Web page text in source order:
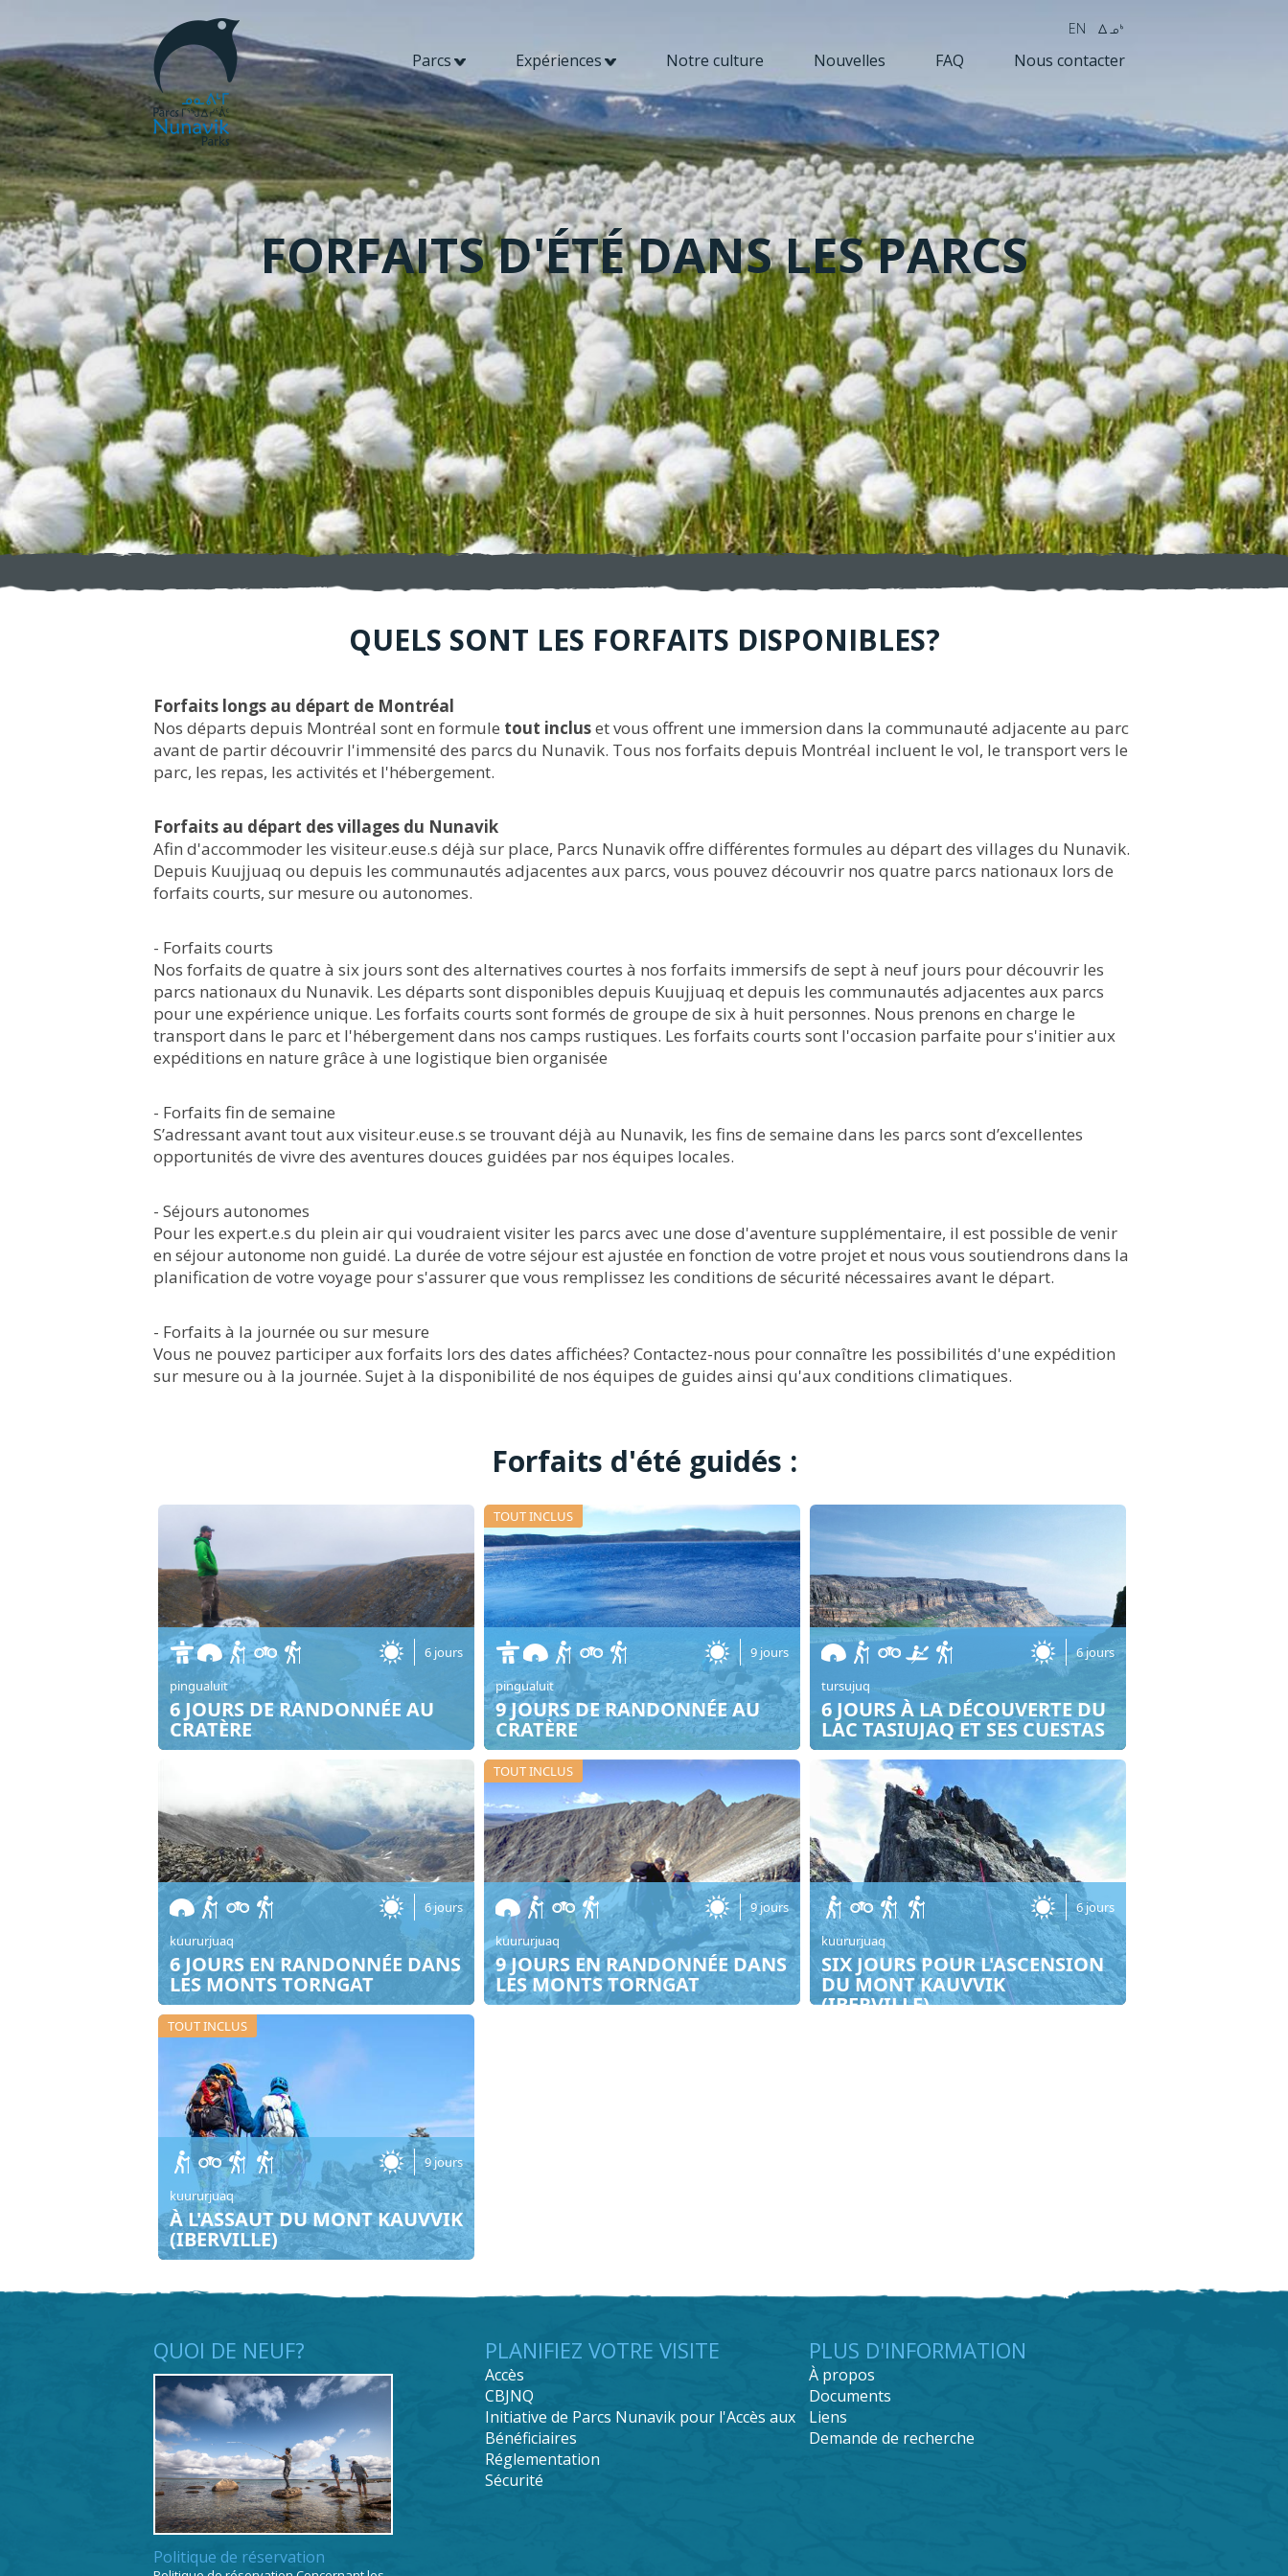
EN wk4
Parcs Expériences Notre culture Nouvelles FAQ Nous contacter
FORFAITS D'ÉTÉ DANS LES PARCS
QUELS SONT LES FORFAITS DISPONIBLES?
Forfaits longs au départ de Montréal
Nos départs depuis Montréal sont en formule tout incluset vous offrent une immersion dans la communauté adjacente au parc
avant de partir découvrir l'immensité des parcs du Nunavik. Tous nos forfaits depuis Montréal incluent le vol, le transport vers le
parc, les repas, les activités et l'hébergement.
Forfaits au départ des villages du Nunavik
Afin d'accommoder les visiteur.euse.s déjà sur place, Parcs Nunavik offre différentes formules au départ des villages du Nunavik.
Depuis Kuujjuaq ou depuis les communautés adjacentes aux parcs, vous pouvez découvrir nos quatre parcs nationaux lors de
forfaits courts, sur mesure ou autonomes.
- Forfaits courts
Nos forfaits de quatre à six jours sont des alternatives courtes à nos forfaits immersifs de sept à neuf jours pour découvrir les
parcs nationaux du Nunavik. Les départs sont disponibles depuis Kuujjuaq et depuis les communautés adjacentes aux parcs
pour une expérience unique. Les forfaits courts sont formés de groupe de six à huit personnes. Nous prenons en charge le
transport dans le parc et l'hébergement dans nos camps rustiques. Les forfaits courts sont l'occasion parfaite pour s'initier aux
expéditions en nature grâce à une logistique bien organisée
- Forfaits fin de semaine
S’adressant avant tout aux visiteur.euse.s se trouvant déjà au Nunavik, les fins de semaine dans les parcs sont d’excellentes
opportunités de vivre des aventures douces guidées par nos équipes locales.
- Séjours autonomes
Pour les expert.e.s du plein air qui voudraient visiter les parcs avec une dose d'aventure supplémentaire, il est possible de venir
en séjour autonome non guidé. La durée de votre séjour est ajustée en fonction de votre projet et nous vous soutiendrons dans la
planification de votre voyage pour s'assurer que vous remplissez les conditions de sécurité nécessaires avant le départ.
- Forfaits à la journée ou sur mesure
Vous ne pouvez participer aux forfaits lors des dates affichées? Contactez-nous pour connaître les possibilités d'une expédition
sur mesure ou à la journée. Sujet à la disponibilité de nos équipes de guides ainsi qu'aux conditions climatiques.
Forfaits d'été guidés :
6 jours
pingualuit
6 JOURS DE RANDONNÉE AU
CRATÈRE
TOUT INCLUS
9 jours
pingualuit
9 JOURS DE RANDONNÉE AU
CRATÈRE
6 jours
tursujuq
6 JOURS À LA DÉCOUVERTE DU
LAC TASIUJAQ ET SES CUESTAS
6 jours
kuururjuaq
6 JOURS EN RANDONNÉE DANS
LES MONTS TORNGAT
TOUT INCLUS
9 jours
kuururjuaq
9 JOURS EN RANDONNÉE DANS
LES MONTS TORNGAT
6 jours
kuururjuaq
SIX JOURS POUR L'ASCENSION
DU MONT KAUVVIK
(IBERVILLE)
TOUT INCLUS
9 jours
kuururjuaq
À L'ASSAUT DU MONT KAUVVIK
(IBERVILLE)
QUOI DE NEUF?
Politique de réservation
PLANIFIEZ VOTRE VISITE
Accès
CBJNQ
Initiative de Parcs Nunavik pour l'Accès aux
Bénéficiaires
Réglementation
Sécurité
PLUS D'INFORMATION
À propos
Documents
Liens
Demande de recherche